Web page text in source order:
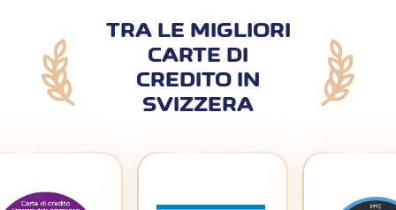
TRA LE MIGLIORI
CARTE DI
CREDITO IN
SVIZZERA